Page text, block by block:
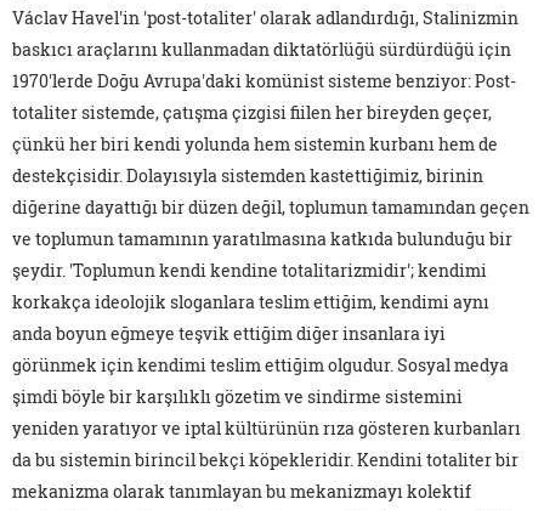
Václav Havel'in 'post-totaliter' olarak adlandırdığı, Stalinizmin
baskıcı araçlarını kullanmadan diktatörlüğü sürdürdüğü için
1970'lerde Doğu Avrupa'daki komünist sisteme benziyor: Post-
totaliter sistemde, çatışma çizgisi fiilen her bireyden geçer,
çünkü her biri kendi yolunda hem sistemin kurbanı hem de
destekçisidir. Dolayısıyla sistemden kastettiğimiz, birinin
diğerine dayattığı bir düzen değil, toplumun tamamından geçen
ve toplumun tamamının yaratılmasına katkıda bulunduğu bir
şeydir. 'Toplumun kendi kendine totalitarizmidir'; kendimi
korkakça ideolojik sloganlara teslim ettiğim, kendimi aynı
anda boyun eğmeye teşvik ettiğim diğer insanlara iyi
görünmek için kendimi teslim ettiğim olgudur. Sosyal medya
şimdi böyle bir karşılıklı gözetim ve sindirme sistemini
yeniden yaratıyor ve iptal kültürünün rıza gösteren kurbanları
da bu sistemin birincil bekçi köpekleridir. Kendini totaliter bir
mekanizma olarak tanımlayan bu mekanizmayı kolektif